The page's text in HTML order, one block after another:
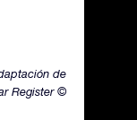
de
Register ©